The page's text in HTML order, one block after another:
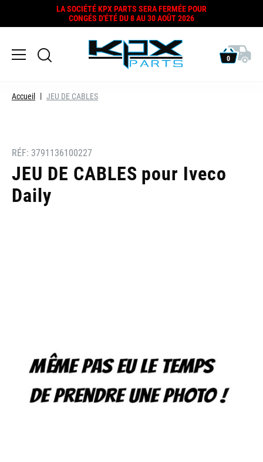
LA SOCIÉTÉ KPX PARTS SERA FERMÉE POUR
CONGÉS D'ÉTÉ DU 8 AU 30 AOÛT 2026
0
Accueil JEU DE CABLES
RÉF: 3791136100227
JEU DE CABLES pour Iveco
Daily